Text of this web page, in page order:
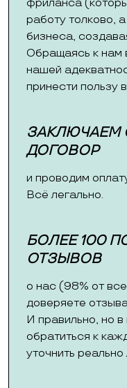
фриланса
работу толково,
бизнеса,
Обращаясь к нам
нашей
принести пользу
ДОГОВОР
и проводим
Всё легально.
БОЛЕЕ 100
ОТЗЫВОВ
о нас (98% от
доверяете
И правильно, но
обратиться к
уточнить